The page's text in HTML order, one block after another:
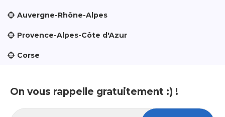
Auvergne-Rhône-Alpes
Provence-Alpes-Côte d'Azur
Corse
On vous rappelle gratuitement :) !